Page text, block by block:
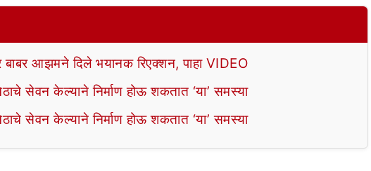
आझमने दिले भयानक रिएक्शन, पाहा VIDEO
सेवन केल्याने निर्माण होऊ शकतात ‘या’ समस्या
सेवन केल्याने निर्माण होऊ शकतात ‘या’ समस्या